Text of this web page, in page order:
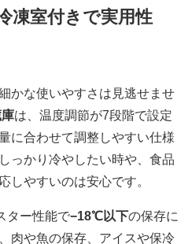
凍室付きで実用性
かな使いやすさは見逃せませ
は、温度調節が7段階で設定
に合わせて調整しやすい仕様
っかり冷やしたい時や、食品
しやすいのは安心です。
ター性能で−18℃以下の保存に
肉や魚の保存、アイスや保冷